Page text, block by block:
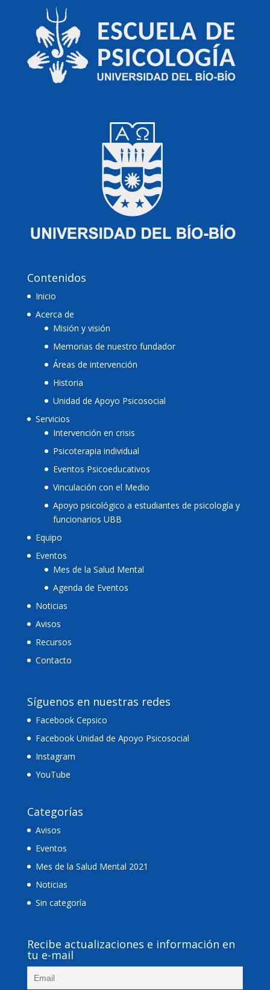
Contenidos
Inicio
Acerca de
Misión y visión
Memorias de nuestro fundador
Áreas de intervención
Historia
Unidad de Apoyo Psicosocial
Servicios
Intervención en crisis
Psicoterapia individual
Eventos Psicoeducativos
Vinculación con el Medio
Apoyo psicológico a estudiantes de psicología y
funcionarios UBB
Equipo
Eventos
Mes de la Salud Mental
Agenda de Eventos
Noticias
Avisos
Recursos
Contacto
Síguenos en nuestras redes
Facebook Cepsico
Facebook Unidad de Apoyo Psicosocial
Instagram
YouTube
Categorías
Avisos
Eventos
Mes de la Salud Mental 2021
Noticias
Sin categoría
Recibe actualizaciones e información en
tu e-mail